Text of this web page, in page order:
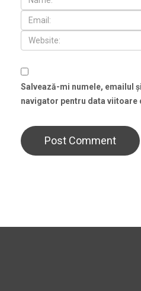
Salvează-mi numele, emailul
navigator pentru data viitoare